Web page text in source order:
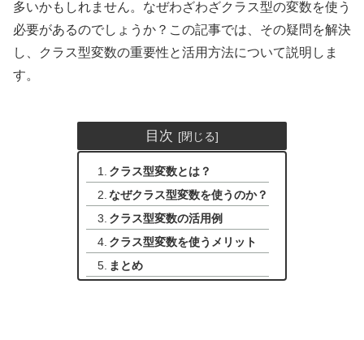
多いかもしれません。なぜわざわざクラス型の変数を使う
必要があるのでしょうか？この記事では、その疑問を解決
し、クラス型変数の重要性と活用方法について説明しま
す。
目次
クラス型変数とは？
なぜクラス型変数を使うのか？
クラス型変数の活用例
クラス型変数を使うメリット
まとめ